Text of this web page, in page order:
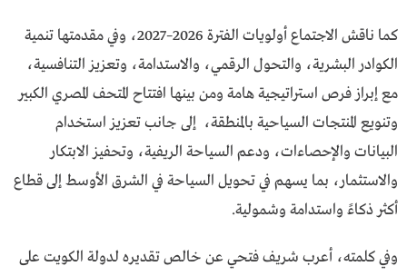
كما ناقش الاجتماع أولويات الفترة 2026–2027، وفي مقدمتها تنمية
الكوادر البشرية، والتحول الرقمي، والاستدامة، وتعزيز التنافسية،
مع إبراز فرص استراتيجية هامة ومن بينها افتتاح المتحف المصري الكبير
وتنويع المنتجات السياحية بالمنطقة، إلى جانب تعزيز استخدام
البيانات والإحصاءات، ودعم السياحة الريفية، وتحفيز الابتكار
والاستثمار، بما يسهم في تحويل السياحة في الشرق الأوسط إلى قطاع
أكثر ذكاءً واستدامة وشمولية.
وفي كلمته، أعرب شريف فتحي عن خالص تقديره لدولة الكويت على